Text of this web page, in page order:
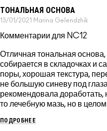
ТОНАЛЬНАЯ ОСНОВА
13/01/2021 Marina Gelendzhik
Комментарии для NC12
Отличная тональная основа,
собирается в складочках и
поры, хорошая текстура,
не большую синеву под
рекомендовала доработать,
то лечебную мазь, но в
ПОДРОБНЕЕ